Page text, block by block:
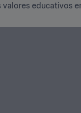
educativos